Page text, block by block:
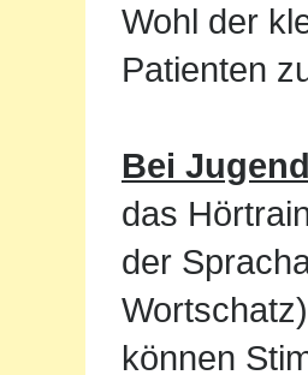
Wohl der
Patienten
Bei
das
der
können